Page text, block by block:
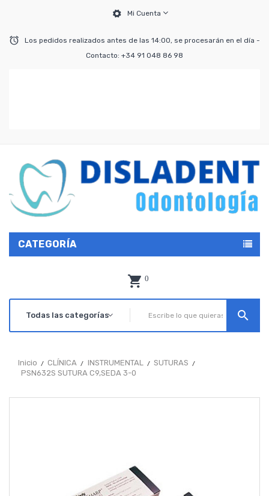
Mi Cuenta
Los pedidos realizados antes de las 14:00, se procesarán en el día -
Contacto: +34 91 048 86 98
CATEGORÍA
0
search
Inicio CLÍNICA INSTRUMENTAL
SUTURAS
PSN632S SUTURA C9,SEDA 3-0